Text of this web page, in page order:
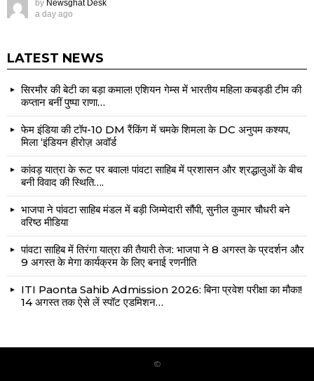
by Newsghat Desk
a day ago
LATEST NEWS
सिरमौर की बेटी का बड़ा कमाल! एशियन गेम्स में भारतीय महिला कबड्डी टीम की
कप्तान बनीं पुष्पा राणा…
फेम इंडिया की टॉप-10 DM रैंकिंग में चमके शिमला के DC अनुपम कश्यप,
मिला ‘इंडियन हीरोज़ अवॉर्ड
कांवड़ यात्रा के रूट पर बवाल! पांवटा साहिब में प्रशासन और श्रद्धालुओं के बीच
बनी विवाद की स्थिति….
भाजपा ने पांवटा साहिब मंडल में बड़ी जिम्मेदारी सौंपी, सुनील कुमार चौधरी बने
वरिष्ठ मीडिया
पांवटा साहिब में तिरंगा यात्रा की तैयारी तेज: भाजपा ने 8 अगस्त के प्रदर्शन और
9 अगस्त के मेगा कार्यक्रम के लिए बनाई रणनीति
ITI Paonta Sahib Admission 2026: बिना प्रवेश परीक्षा का मौका!
14 अगस्त तक ऐसे लें स्पॉट एडमिशन…
©